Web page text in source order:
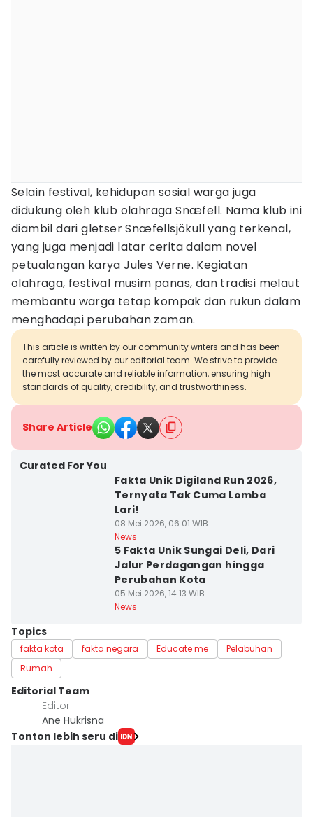
Selain festival, kehidupan sosial warga juga
didukung oleh klub olahraga Snæfell. Nama klub ini
diambil dari gletser Snæfellsjökull yang terkenal,
yang juga menjadi latar cerita dalam novel
petualangan karya Jules Verne. Kegiatan
olahraga, festival musim panas, dan tradisi melaut
membantu warga tetap kompak dan rukun dalam
menghadapi perubahan zaman.
This article is written by our community writers and has been
carefully reviewed by our editorial team. We strive to provide
the most accurate and reliable information, ensuring high
standards of quality, credibility, and trustworthiness.
Share Article
Curated For You
Fakta Unik Digiland Run 2026,
Ternyata Tak Cuma Lomba
Lari!
08 Mei 2026, 06:01 WIB
News
5 Fakta Unik Sungai Deli, Dari
Jalur Perdagangan hingga
Perubahan Kota
05 Mei 2026, 14:13 WIB
News
Topics
fakta kota fakta negara Educate me
Pelabuhan
Rumah
Editorial Team
Editor
Ane Hukrisna
Tonton lebih seru di